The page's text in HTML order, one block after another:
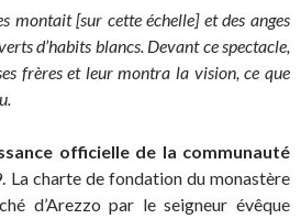
montait [sur cette échelle] et des anges
d’habits blancs. Devant ce spectacle,
frères et leur montra la vision, ce que
officielle de la communauté
La charte de fondation du monastère
d’Arezzo par le seigneur évêque